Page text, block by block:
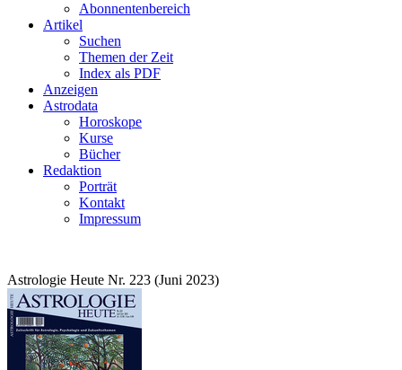
Abonnentenbereich
Artikel
Suchen
Themen der Zeit
Index als PDF
Anzeigen
Astrodata
Horoskope
Kurse
Bücher
Redaktion
Porträt
Kontakt
Impressum
Astrologie Heute Nr. 223 (Juni 2023)